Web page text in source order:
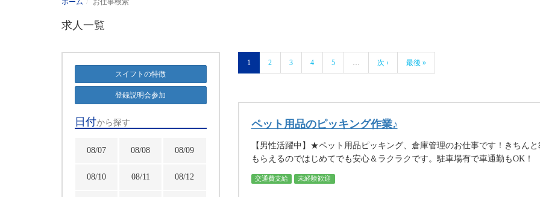
求人一覧
スイフトの特徴
登録説明会参加
日付から探す
08/07 08/08 08/09
08/10 08/11 08/12
1 2 3 4 5 次 › 最後 »
ペット用品のピッキング作業♪
【男性活躍中】★ペット用品ピッキング、倉庫管理のお仕事です！きちんと
もらえるのではじめてでも安心＆ラクラクです。駐車場有で車通勤もOK！
交通費支給 未経験歓迎